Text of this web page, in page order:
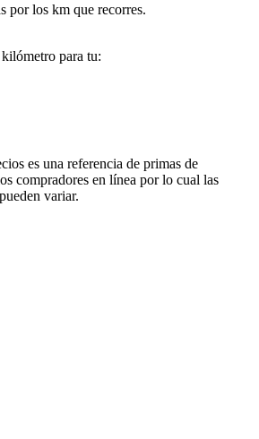
por los km que recorres.
para tu:
es una referencia de primas de
compradores en línea por lo cual las
variar.